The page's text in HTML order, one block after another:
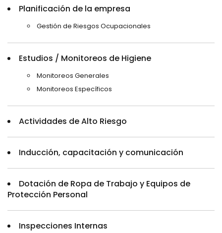
Planificación de la empresa
Gestión de Riesgos Ocupacionales
Estudios / Monitoreos de Higiene
Monitoreos Generales
Monitoreos Específicos
Actividades de Alto Riesgo
Inducción, capacitación y comunicación
Dotación de Ropa de Trabajo y Equipos de
Protección Personal
Inspecciones Internas